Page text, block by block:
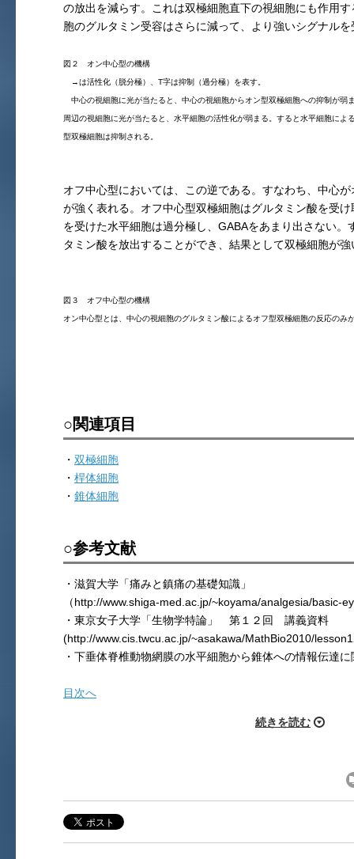
の放出を減らす。これは双極細胞直下の視細胞にも作用
胞のグルタミン受容はさらに減って、より強いシグナル
図２ オン中心型の機構
→は活性化（脱分極）、T字は抑制（過分極）を表す。
中心の視細胞に光が当たると、中心の視細胞からオン型双極細胞への抑制が弱
周辺の視細胞に光が当たると、水平細胞の活性化が弱まる。すると水平細胞によ
型双極細胞は抑制される。
オフ中心型においては、この逆である。すなわち、中心
が強く表れる。オフ中心型双極細胞はグルタミン酸を受
を受けた水平細胞は過分極し、GABAをあまり出さない
タミン酸を放出することができ、結果として双極細胞が
図３ オフ中心型の機構
オン中心型とは、中心の視細胞のグルタミン酸によるオフ型双極細胞の反応のみ
○関連項目
・ 双極細胞
・ 桿体細胞
・ 錐体細胞
○参考文献
・滋賀大学「痛みと鎮痛の基礎知識」
（http://www.shiga-med.ac.jp/~koyama/analgesia/basic-
・東京女子大学「生物学特論」 第１２回 講義資料
(http://www.cis.twcu.ac.jp/~asakawa/MathBio2010/
・下垂体脊椎動物網膜の水平細胞から錐体への情報伝達
目次へ
続きを読む